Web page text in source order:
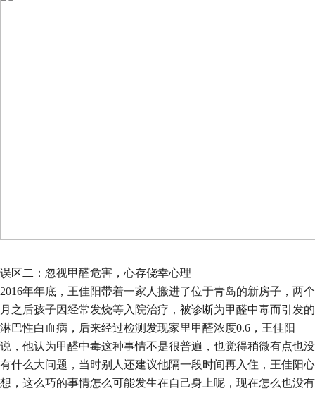
误区二：忽视甲醛危害，心存侥幸心理
2016年年底，王佳阳带着一家人搬进了位于青岛的新房子，两个
月之后孩子因经常发烧等入院治疗，被诊断为甲醛中毒而引发的
淋巴性白血病，后来经过检测发现家里甲醛浓度0.6 ，王佳阳
说，他认为甲醛中毒这种事情不是很普遍，也觉得稍微有点也没
有什么大问题，当时别人还建议他隔一段时间再入住，王佳阳心
想，这么巧的事情怎么可能发生在自己身上呢，现在怎么也没有